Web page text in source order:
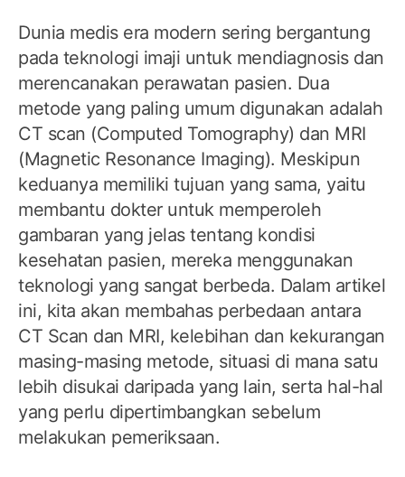
Dunia medis era modern sering bergantung
pada teknologi imaji untuk mendiagnosis dan
merencanakan perawatan pasien. Dua
metode yang paling umum digunakan adalah
CT scan (Computed Tomography) dan MRI
(Magnetic Resonance Imaging). Meskipun
keduanya memiliki tujuan yang sama, yaitu
membantu dokter untuk memperoleh
gambaran yang jelas tentang kondisi
kesehatan pasien, mereka menggunakan
teknologi yang sangat berbeda. Dalam artikel
ini, kita akan membahas perbedaan antara
CT Scan dan MRI, kelebihan dan kekurangan
masing-masing metode, situasi di mana satu
lebih disukai daripada yang lain, serta hal-hal
yang perlu dipertimbangkan sebelum
melakukan pemeriksaan.